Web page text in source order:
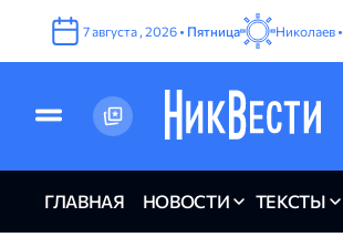
7августа , 2026 • Пятница Николаев •
ГЛАВНАЯ НОВОСТИ ТЕКСТЫ